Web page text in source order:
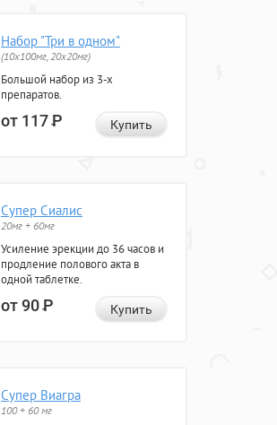
Набор "Три в одном"
(10x100мг, 20x20мг)
Большой набор из 3-х
препаратов.
от 117Р Купить
Супер Сиалис
20мг + 60мг
Усиление эрекции до 36 часов и
продление полового акта в
одной таблетке.
от 90Р Купить
Супер Виагра
100 + 60 мг